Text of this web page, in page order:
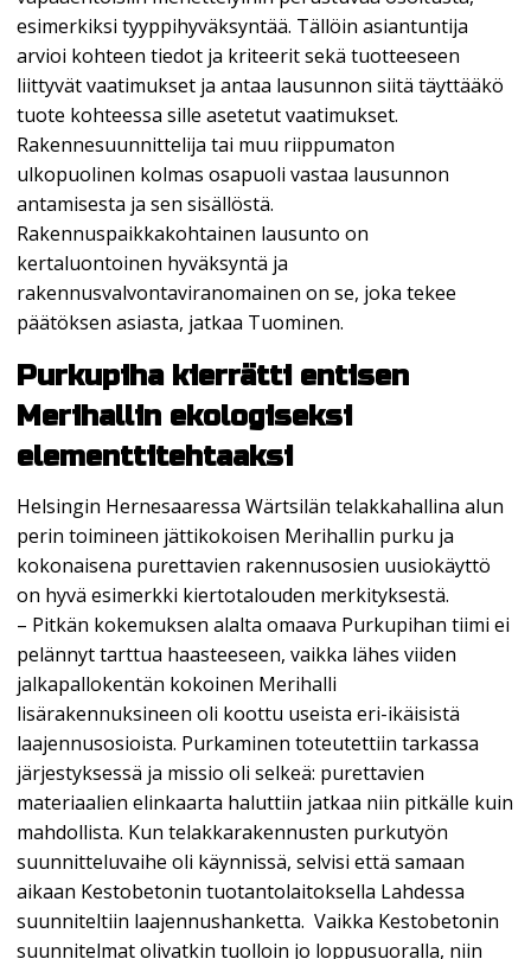
esimerkiksi tyyppihyväksyntää. Tällöin asiantuntija
arvioi kohteen tiedot ja kriteerit sekä tuotteeseen
liittyvät vaatimukset ja antaa lausunnon siitä täyttääkö
tuote kohteessa sille asetetut vaatimukset.
Rakennesuunnittelija tai muu riippumaton
ulkopuolinen kolmas osapuoli vastaa lausunnon
antamisesta ja sen sisällöstä.
Rakennuspaikkakohtainen lausunto on
kertaluontoinen hyväksyntä ja
rakennusvalvontaviranomainen on se, joka tekee
päätöksen asiasta, jatkaa Tuominen.
Purkupiha kierrätti entisen
Merihallin ekologiseksi
elementtitehtaaksi
Helsingin Hernesaaressa Wärtsilän telakkahallina alun
perin toimineen jättikokoisen Merihallin purku ja
kokonaisena purettavien rakennusosien uusiokäyttö
on hyvä esimerkki kiertotalouden merkityksestä.
– Pitkän kokemuksen alalta omaava Purkupihan tiimi ei
pelännyt tarttua haasteeseen, vaikka lähes viiden
jalkapallokentän kokoinen Merihalli
lisärakennuksineen oli koottu useista eri-ikäisistä
laajennusosioista. Purkaminen toteutettiin tarkassa
järjestyksessä ja missio oli selkeä: purettavien
materiaalien elinkaarta haluttiin jatkaa niin pitkälle kuin
mahdollista. Kun telakkarakennusten purkutyön
suunnitteluvaihe oli käynnissä, selvisi että samaan
aikaan Kestobetonin tuotantolaitoksella Lahdessa
suunniteltiin laajennushanketta. Vaikka Kestobetonin
suunnitelmat olivatkin tuolloin jo loppusuoralla, niin